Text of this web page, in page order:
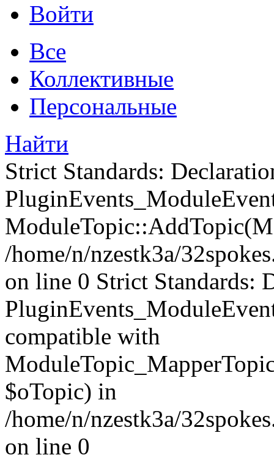
Войти
Все
Коллективные
Персональные
Найти
Strict Standards:
/home/n/nzestk3a/
on line 0 Strict Standards:
compatible with
$oTopic) in
/home/n/nzestk3a/
on line 0